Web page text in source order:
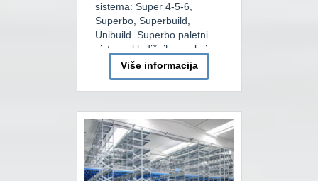
sistema: Super 4-5-6,
Superbo, Superbuild,
Unibuild. Superbo paletni
sistem skladišnih regala je
najzastupljeniji u našoj
ponudi. To je sistem koji je
kompatibilan sa serijom
dizajnirana da zadovolji sve
zahtjeve za skladištenje
paleta na srdnjih i velikih […]
Više informacija